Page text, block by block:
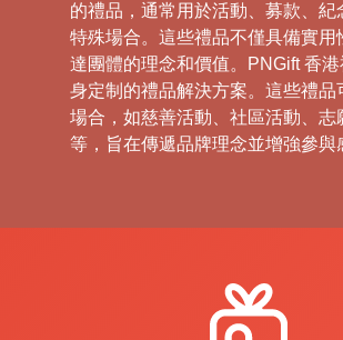
的禮品，通常用於活動、募款、紀
特殊場合。這些禮品不僅具備實用
達團體的理念和價值。PNGift 香
身定制的禮品解決方案。這些禮品
場合，如慈善活動、社區活動、志
等，旨在傳遞品牌理念並增強參與